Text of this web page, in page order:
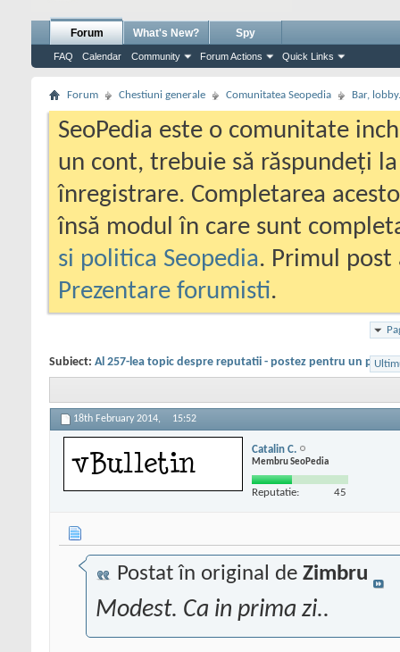
Forum
FAQ Calendar Community Forum Actions Quick Links
What's New? Spy
Forum Chestiuni generale Comunitatea Seopedia Bar,
SeoPedia este o comunitate
un cont, trebuie să răspundeți
înregistrare. Completarea
însă modul în care sunt
si politica Seopedia. Primul
Prezentare forumisti.
Subiect: Al 257-lea topic despre reputatii - postez pentru un
18th February 2014, 15:52
Catalin C.
Membru SeoPedia
Reputatie: 45
Postat în original de Zimbru
Modest. Ca in prima zi..